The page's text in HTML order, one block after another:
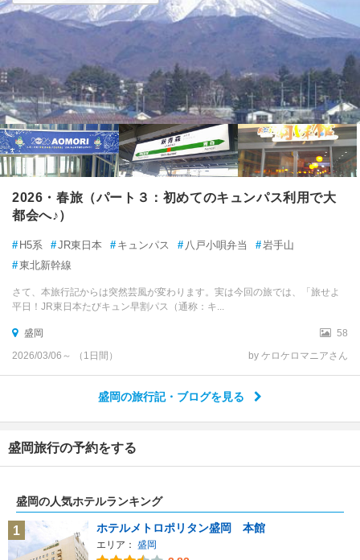
2026・春旅（パート３：初めてのキュンパス利用で大
都会へ♪）
# H5系 #JR東日本 # キュンパス # 八戸小唄弁当 #岩手山
#東北新幹線
さて、本旅行記からは突然芸風が変わります。実は今回の旅では、「旅せよ
平日！JR東日本たびキュン早割パス（通称：キ...
盛岡
58
2026/03/06～ （1日間）
by ケロケロマニアさん
盛岡の旅行記・ブログを見る
盛岡旅行の予約をする
盛岡の人気ホテルランキング
1 ホテルメトロポリタン盛岡 本館
エリア： 盛岡